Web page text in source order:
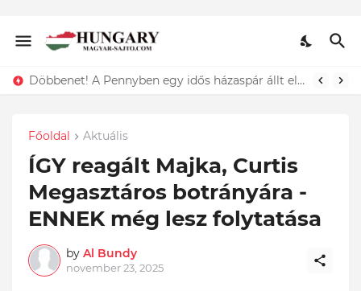
Lefotózták Oláh Ibolyát, amint épp vele csókolózik - EZT nem hiszed el, kinek a karjában kötött ki...ÍME
Főoldal Aktuális
ÍGY reagált Majka, Curtis
Megasztáros botrányára -
ENNEK még lesz folytatása
by Al Bundy
november 23, 2025